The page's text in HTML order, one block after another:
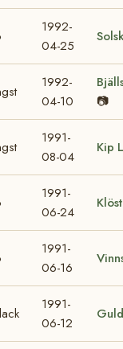
1992-
04-25
1992-
04-10
📷
1991-
08-04
Kip
1991-
06-24
1991-
06-16
1991-
06-12